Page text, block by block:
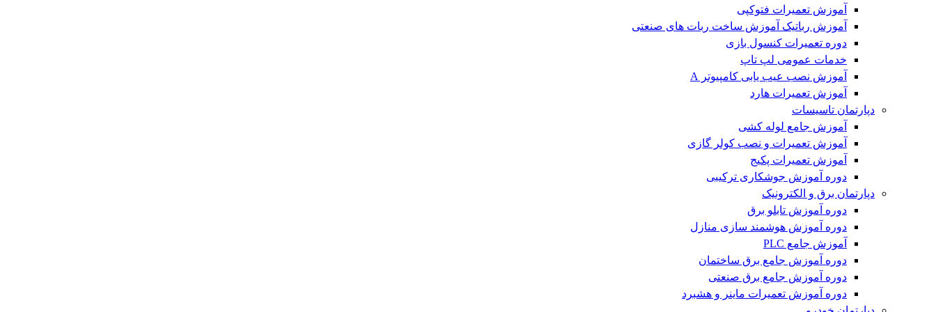
آموزش تعمیرات فتوکپی
آموزش رباتیک آموزش ساخت ربات های صنعتی
دوره تعمیرات کنسول بازی
خدمات عمومی لپ تاپ
آموزش نصب عیب یابی کامپیوتر A
آموزش تعمیرات هارد
دپارتمان تاسیسات
آموزش جامع لوله کشی
آموزش تعمیرات و نصب کولر گازی
آموزش تعمیرات پکیج
دوره آموزش جوشکاری ترکیبی
دپارتمان برق و الکترونیک
دوره آموزش تابلو برق
دوره آموزش هوشمند سازی منازل
آموزش جامع PLC
دوره آموزش جامع برق ساختمان
دوره آموزش جامع برق صنعتی
دوره آموزش تعمیرات ماینر و هشبرد